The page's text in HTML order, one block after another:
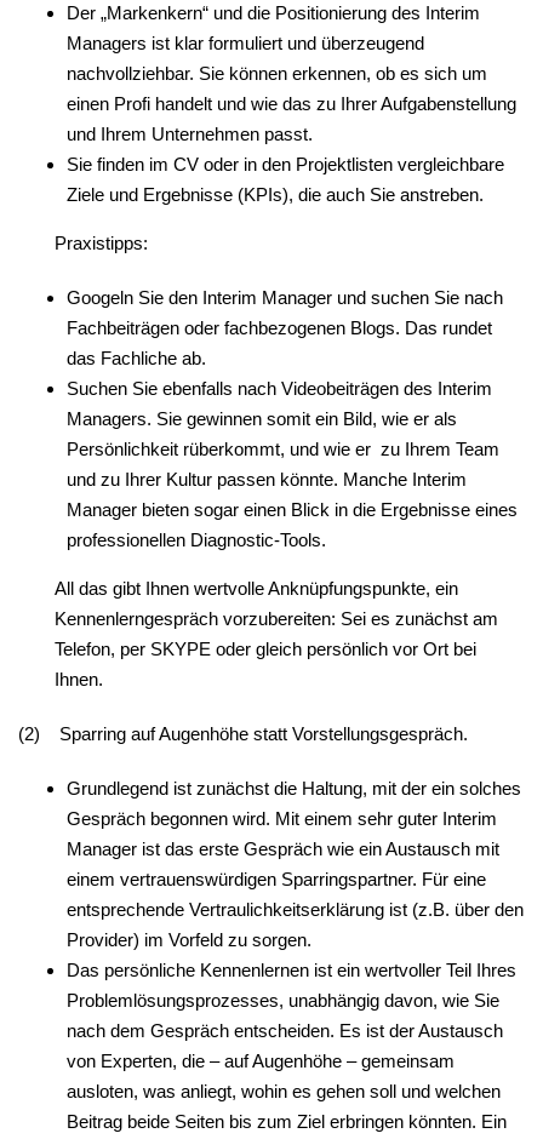
Der „Markenkern“ und die Positionierung des Interim
Managers ist klar formuliert und überzeugend
nachvollziehbar. Sie können erkennen, ob es sich um
einen Profi handelt und wie das zu Ihrer Aufgabenstellung
und Ihrem Unternehmen passt.
Sie finden im CV oder in den Projektlisten vergleichbare
Ziele und Ergebnisse (KPIs), die auch Sie anstreben.
Praxistipps:
Googeln Sie den Interim Manager und suchen Sie nach
Fachbeiträgen oder fachbezogenen Blogs. Das rundet
das Fachliche ab.
Suchen Sie ebenfalls nach Videobeiträgen des Interim
Managers. Sie gewinnen somit ein Bild, wie er als
Persönlichkeit rüberkommt, und wie er zu Ihrem Team
und zu Ihrer Kultur passen könnte. Manche Interim
Manager bieten sogar einen Blick in die Ergebnisse eines
professionellen Diagnostic-Tools.
All das gibt Ihnen wertvolle Anknüpfungspunkte, ein
Kennenlerngespräch vorzubereiten: Sei es zunächst am
Telefon, per SKYPE oder gleich persönlich vor Ort bei
Ihnen.
(2) Sparring auf Augenhöhe statt Vorstellungsgespräch.
Grundlegend ist zunächst die Haltung, mit der ein solches
Gespräch begonnen wird. Mit einem sehr guter Interim
Manager ist das erste Gespräch wie ein Austausch mit
einem vertrauenswürdigen Sparringspartner. Für eine
entsprechende Vertraulichkeitserklärung ist (z.B. über den
Provider) im Vorfeld zu sorgen.
Das persönliche Kennenlernen ist ein wertvoller Teil Ihres
Problemlösungsprozesses, unabhängig davon, wie Sie
nach dem Gespräch entscheiden. Es ist der Austausch
von Experten, die – auf Augenhöhe – gemeinsam
ausloten, was anliegt, wohin es gehen soll und welchen
Beitrag beide Seiten bis zum Ziel erbringen könnten. Ein